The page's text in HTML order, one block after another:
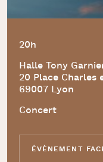
20h
Halle Tony
20 Place Charles
69007 Lyon
Concert
ÉVÈNEMENT